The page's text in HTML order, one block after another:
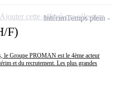
F)
le Groupe PROMAN est le 4ème acteur
et du recrutement. Les plus grandes
IntérimTemps plein
Ajouter cette offre à ma sélection